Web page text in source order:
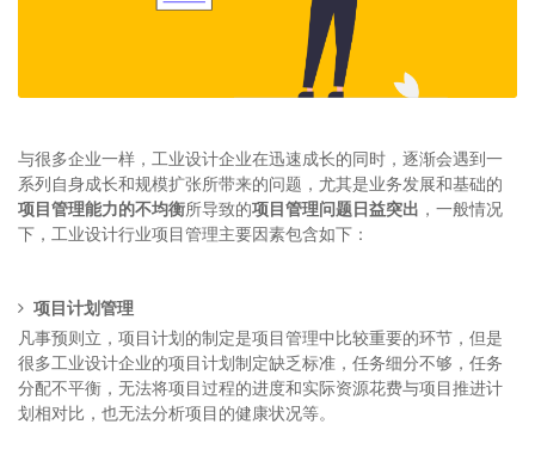
与很多企业一样，工业设计企业在迅速成长的同时，逐渐会遇到一
系列自身成长和规模扩张所带来的问题，尤其是业务发展和基础的
项目管理能力的不均衡所导致的项目管理问题日益突出 ，一般情况
下，工业设计行业项目管理主要因素包含如下：
项目计划管理
凡事预则立，项目计划的制定是项目管理中比较重要的环节，但是
很多工业设计企业的项目计划制定缺乏标准，任务细分不够，任务
分配不平衡，无法将项目过程的进度和实际资源花费与项目推进计
划相对比，也无法分析项目的健康状况等。